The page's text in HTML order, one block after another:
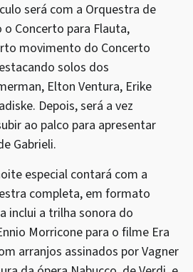
será com a Orquestra de
Concerto para Flauta,
movimento do Concerto
solos dos
Elton Ventura, Erike
Depois, será a vez
ao palco para apresentar
Gabrieli.
especial contará com a
completa, em formato
inclui a trilha sonora do
Morricone para o filme Era
arranjos assinados por Vagner